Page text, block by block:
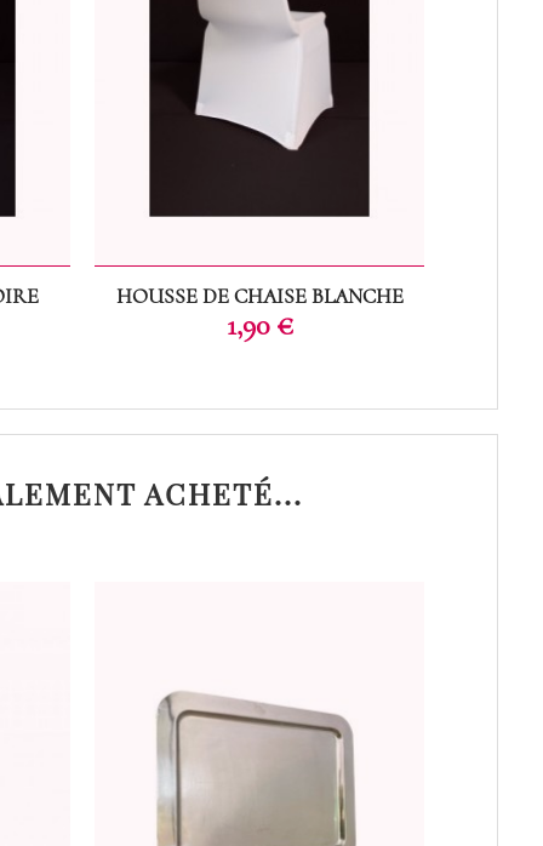
HOUSSE DE CHAISE BLANCHE
Prix
1,90 €
ACHETÉ...